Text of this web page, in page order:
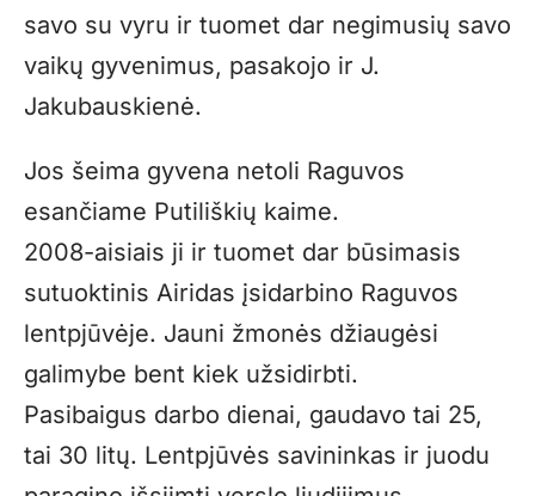
savo su vyru ir tuomet dar negimusių savo
vaikų gyvenimus, pasakojo ir J.
Jakubauskienė.
Jos šeima gyvena netoli Raguvos
esančiame Putiliškių kaime.
2008-aisiais ji ir tuomet dar būsimasis
sutuoktinis Airidas įsidarbino Raguvos
lentpjūvėje. Jauni žmonės džiaugėsi
galimybe bent kiek užsidirbti.
Pasibaigus darbo dienai, gaudavo tai 25,
tai 30 litų. Lentpjūvės savininkas ir juodu